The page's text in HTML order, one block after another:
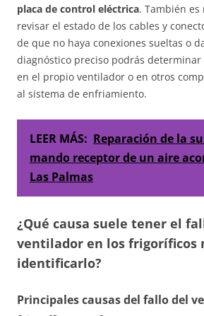
placa de control eléctrica. También
revisar el estado de los cables y
de que no haya conexiones sueltas o
diagnóstico preciso podrás determinar
en el propio ventilador o en otros
al sistema de enfriamiento.
LEER MÁS: Reparación de la
mando receptor de un aire
Las Palmas
¿Qué causa suele tener el
ventilador en los frigoríficos
identificarlo?
Principales causas del fallo del